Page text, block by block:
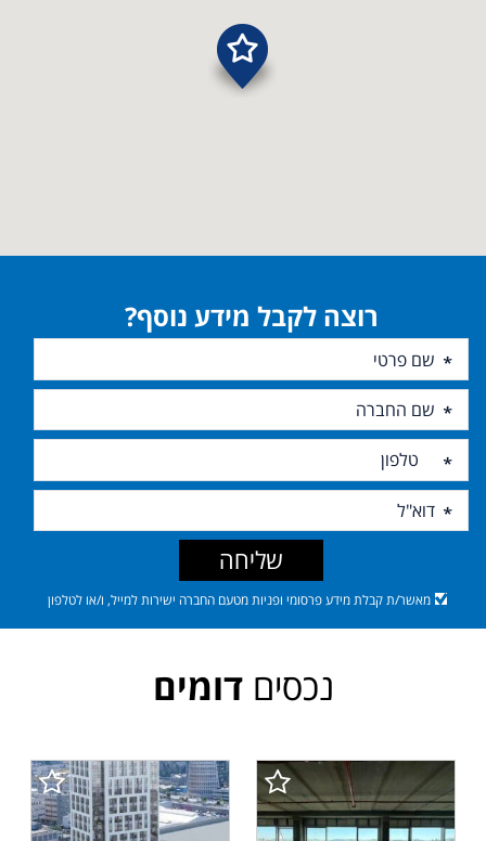
רוצה לקבל מידע נוסף?
מאשר/ת קבלת מידע פרסומי ופניות מטעם החברה ישירות למייל, ו/או לטלפון
שליחה
נכסיםדומים